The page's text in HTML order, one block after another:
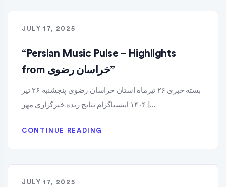
JULY 17, 2025
“Persian Music Pulse – Highlights
from خراسان رضوی”
بسته خبری ۲۶ تیرماه استان خراسان رضوی پنجشنبه ۲۶ تیر
۱۴۰۴ اینستاگرام نتایج زنده خبرگزاری مهر |...
CONTINUE READING
JULY 17, 2025